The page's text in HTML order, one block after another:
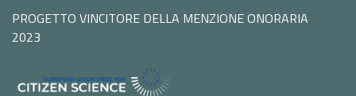
PROGETTO VINCITORE DELLA MENZIONE ONORARIA
2023